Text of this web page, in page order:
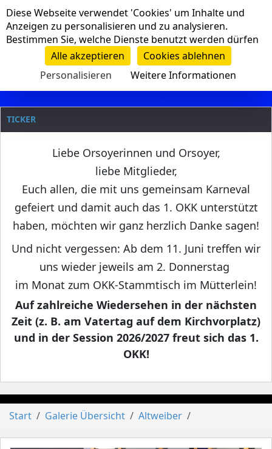
Navigation
Clanname
TICKER
Liebe Orsoyerinnen und Orsoyer,
liebe Mitglieder,
Euch allen, die mit uns gemeinsam Karneval
gefeiert und damit auch das 1. OKK unterstützt
haben, möchten wir ganz herzlich Danke sagen!
Und nicht vergessen: Ab dem 11. Juni treffen wir
uns wieder jeweils am 2. Donnerstag
im Monat zum OKK-Stammtisch im Mütterlein!
Auf zahlreiche Wiedersehen in der nächsten
Zeit (z. B. am Vatertag auf dem Kirchvorplatz)
und in der Session 2026/2027 freut sich das 1.
OKK!
Start Galerie Übersicht Altweiber
Cookie-Einstellungen
Diese Webseite verwendet 'Cookies' um Inhalte und
Anzeigen zu personalisieren und zu analysieren.
Bestimmen Sie, welche Dienste benutzt werden dürfen
Alle akzeptieren
Cookies ablehnen
Personalisieren
Weitere Informationen